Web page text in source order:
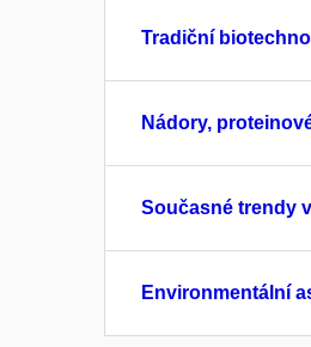
Tradiční
Nádory,
Současné trendy
Environmentální